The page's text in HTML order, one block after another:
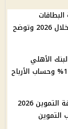
التموينية وحالات إيقاف الدعم خلال 2026 وتوضح
الأهلي
شروط إضافة المواليد على بطاقة التموين 2026
التموين